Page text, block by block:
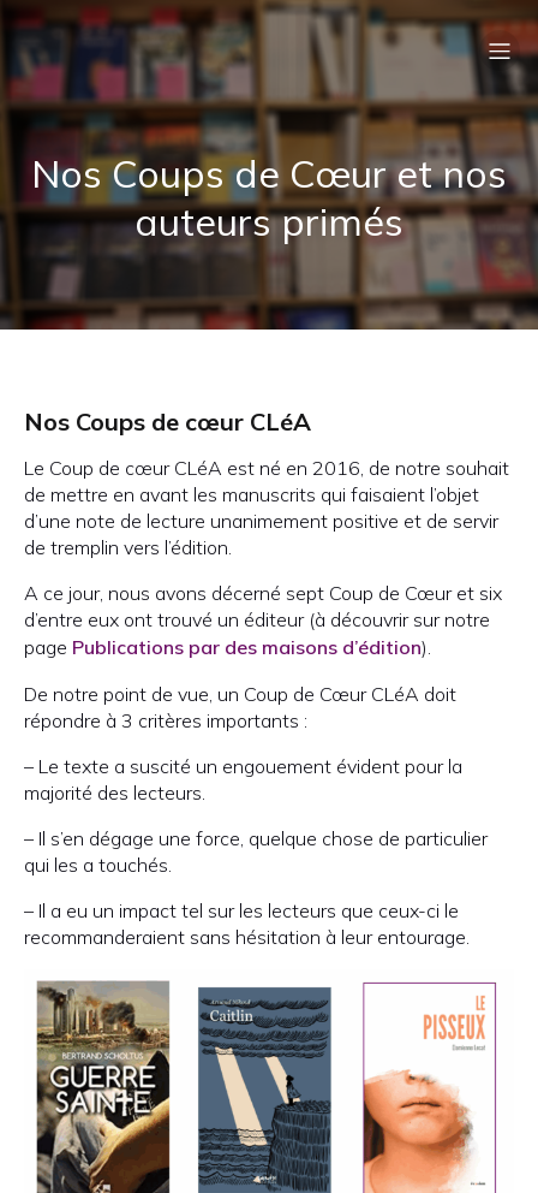
Nos Coups de Cœur et nos
auteurs primés
Nos Coups de cœur CLéA
Le Coup de cœur CLéA est né en 2016, de notre souhait
de mettre en avant les manuscrits qui faisaient l’objet
d’une note de lecture unanimement positive et de servir
de tremplin vers l’édition.
A ce jour, nous avons décerné sept Coup de Cœur et six
d’entre eux ont trouvé un éditeur (à découvrir sur notre
page Publications par des maisons d’édition).
De notre point de vue, un Coup de Cœur CLéA doit
répondre à 3 critères importants :
– Le texte a suscité un engouement évident pour la
majorité des lecteurs.
– Il s’en dégage une force, quelque chose de particulier
qui les a touchés.
– Il a eu un impact tel sur les lecteurs que ceux-ci le
recommanderaient sans hésitation à leur entourage.